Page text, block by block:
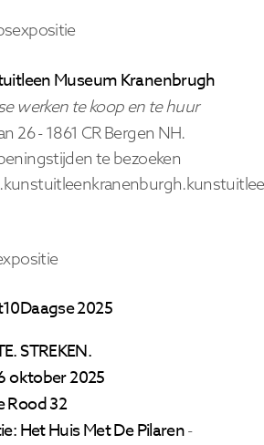
naar winkelmand
Museum Kranenbrugh
werken te koop en te huur
26 -1861 CR Bergen NH.
te bezoeken
2025
STREKEN.
oktober 2025
Rood 32
Het Huis Met De Pilaren-